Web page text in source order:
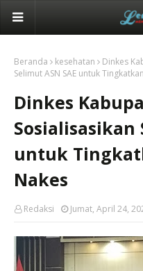
Beranda kesehatan
Dinkes
Selimut ASN SAE untuk
Dinkes
Sosialisasikan
untuk
Nakes
Redaksi Jumat, April 24,